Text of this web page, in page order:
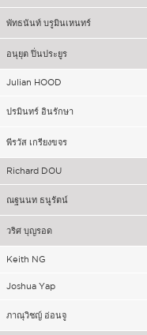
พัทธนันท์ บรูมินเหนทร์
อนุยุต ปิ่นประยูร
Julian HOOD
ปรมินทร์ อินรักษา
พีรวัส เกรียงขจร
Richard DOU
ณฐนนท ธนูรัตน์
วริศ บุญรอด
Keith NG
Joshua Yap
ภาณุวิชญ์ อ่อนจู